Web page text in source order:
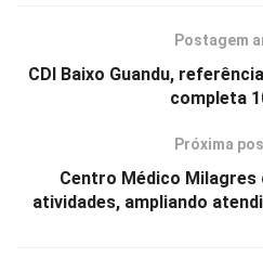
Postagem
CDI Baixo Guandu,
completa
Próxima
Centro Médico Milagres
atividades, ampliando